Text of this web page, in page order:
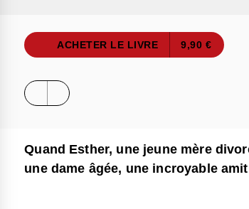
ACHETER LE LIVRE 9,90 €
Quand Esther, une jeune mère
une dame âgée, une incroyable